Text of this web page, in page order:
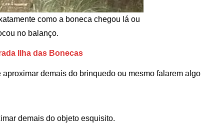
como a boneca chegou lá ou
no balanço.
Ilha das Bonecas
demais do brinquedo ou mesmo falarem algo
demais do objeto esquisito.